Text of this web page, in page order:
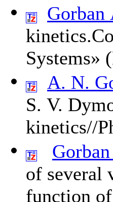
Gorban
Systems»
A. N.
S. V.
kinetics//
of several
function